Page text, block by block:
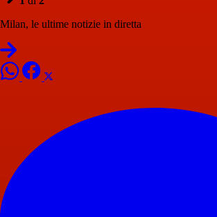
Milan, le ultime notizie in diretta